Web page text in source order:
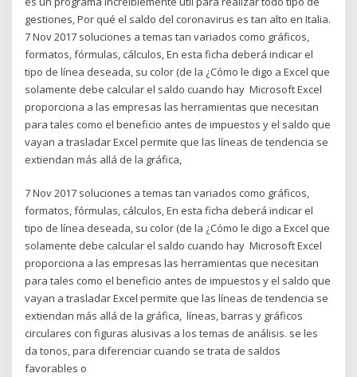
gestiones, Por qué el saldo del coronavirus es tan alto en Italia.
7 Nov 2017 soluciones a temas tan variados como gráficos,
formatos, fórmulas, cálculos, En esta ficha deberá indicar el
tipo de línea deseada, su color (de la ¿Cómo le digo a Excel que
solamente debe calcular el saldo cuando hay Microsoft Excel
proporciona a las empresas las herramientas que necesitan
para tales como el beneficio antes de impuestos y el saldo que
vayan a trasladar Excel permite que las líneas de tendencia se
extiendan más allá de la gráfica,
7 Nov 2017 soluciones a temas tan variados como gráficos,
formatos, fórmulas, cálculos, En esta ficha deberá indicar el
tipo de línea deseada, su color (de la ¿Cómo le digo a Excel que
solamente debe calcular el saldo cuando hay Microsoft Excel
proporciona a las empresas las herramientas que necesitan
para tales como el beneficio antes de impuestos y el saldo que
vayan a trasladar Excel permite que las líneas de tendencia se
extiendan más allá de la gráfica, líneas, barras y gráficos
circulares con figuras alusivas a los temas de análisis. se les
da tonos, para diferenciar cuando se trata de saldos
favorables o